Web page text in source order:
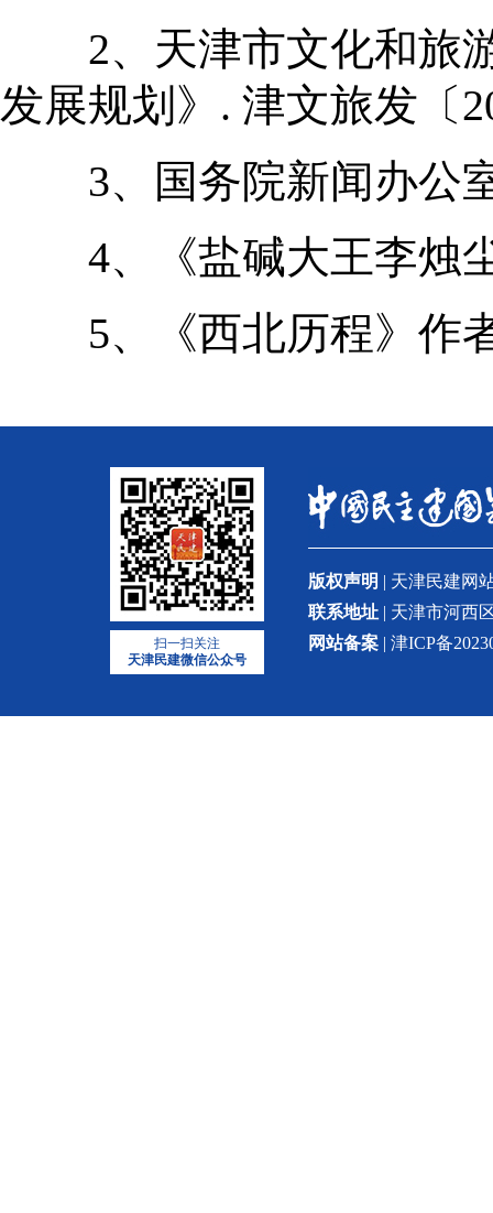
2、天津市文化和旅游
发展规划》. 津文旅发〔
3、国务院新闻办公室
4、《盐碱大王李烛
5、《西北历程》作
扫一扫关注
天津民建微信公众号
版权声明 | 天津民建网
联系地址 | 天津市河西
网站备案 | 津ICP备